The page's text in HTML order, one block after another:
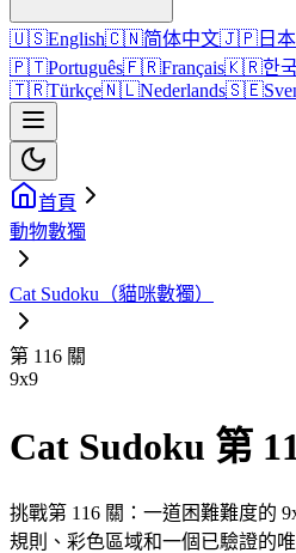
🇺🇸English🇨🇳简体中文🇯🇵 日
🇵🇹Português🇫🇷Français🇰🇷한
🇹🇷Türkçe🇳🇱Nederlands🇸🇪
首頁
動物數獨
Cat Sudoku（貓咪數獨）
第 116 關
9x9
Cat Sudoku 第
挑戰第 116 關：一道困難難度的
規則、彩色區域和一個已驗證的唯